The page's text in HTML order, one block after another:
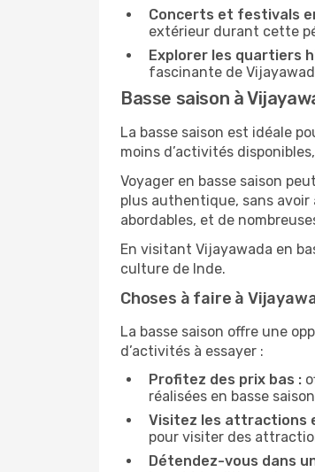
Concerts et festivals
extérieur durant cette
Explorer les quartiers
fascinante de
Basse saison à
La basse saison est idéale
moins d’activités
Voyager en basse saison
plus authentique, sans
abordables, et de
En visitant Vijayawada en
culture de Inde.
Choses à faire à
La basse saison offre une
d’activités à essayer :
Profitez des prix bas :
réalisées en basse
Visitez les attractions
pour visiter des
Détendez-vous dans